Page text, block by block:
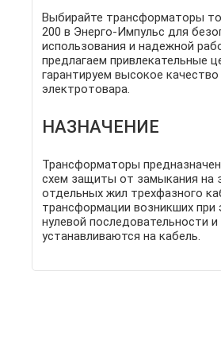
Выбирайте трансформаторы
200 в Энерго-Импульс для
использования и надежной
предлагаем привлекательные
гарантируем высокое
электротовара.
НАЗНАЧЕНИЕ
Трансформаторы
схем защиты от замыкания на
отдельных жил трехфазного
трансформации возникших при
нулевой последовательности и
устанавливаются на кабель.